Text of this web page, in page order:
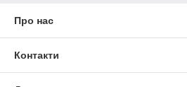
Про нас
Контакти